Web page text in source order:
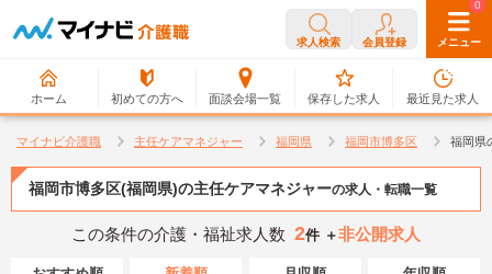
求人検索 会員登録 メニュー
ホーム 初めての方へ 面談会場一覧
0
保存した求人
0
最近見た求人
マイナビ介護職 主任ケアマネジャー 福岡県 福岡市博多区 福岡県
福岡市博多区(福岡県)の主任ケアマネジャーの求人・転職一覧
この条件の介護・福祉求人数 2件 ＋非公開求人